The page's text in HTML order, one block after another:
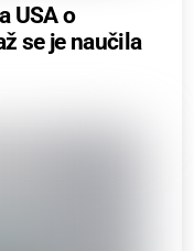
USA o
se je naučila